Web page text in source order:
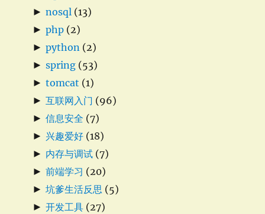
► nosql (13)
► php (2)
► python (2)
► spring (53)
► tomcat (1)
► 互联网入门 (96)
► 信息安全 (7)
► 兴趣爱好 (18)
► 内存与调试 (7)
► 前端学习 (20)
► 坑爹生活反思 (5)
► 开发工具 (27)